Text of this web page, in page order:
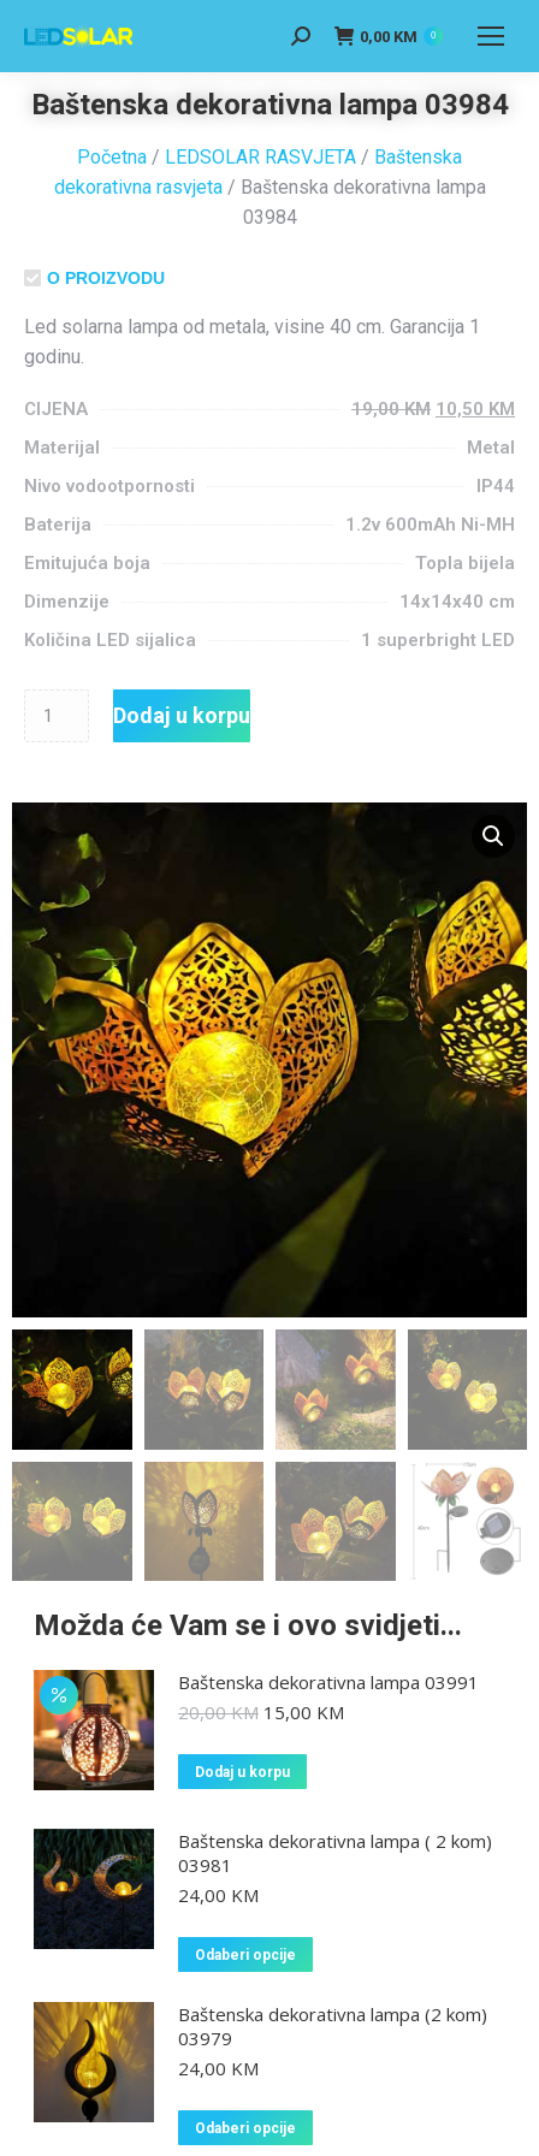
0,00 KM 0
Baštenska dekorativna lampa 03984
Početna / LEDSOLAR RASVJETA / Baštenska
dekorativna rasvjeta/ Baštenska dekorativna lampa
03984
O PROIZVODU
Led solarna lampa od metala, visine 40 cm. Garancija 1
godinu.
CIJENA 19,00KM 10,50 KM
Materijal
Metal
Nivo vodootpornosti
IP44
Baterija
1.2v 600mAh Ni-MH
Emitujuća boja
Topla bijela
Dimenzije
14x14x40 cm
Količina LED sijalica
1 superbright LED
Dodaj u korpu
Možda će Vam se i ovo svidjeti...
Baštenska dekorativna lampa 03991
20,00KM 15,00 KM
Dodaj u korpu
Baštenska dekorativna lampa ( 2 kom)
03981
24,00 KM
Odaberi opcije
Baštenska dekorativna lampa (2 kom)
03979
24,00 KM
Odaberi opcije